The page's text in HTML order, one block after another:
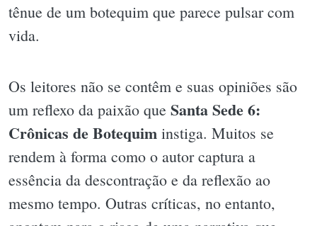
tênue de um botequim que parece pulsar com
vida.
Os leitores não se contêm e suas opiniões são
um reflexo da paixão que Santa Sede 6:
Crônicas de Botequim instiga. Muitos se
rendem à forma como o autor captura a
essência da descontração e da reflexão ao
mesmo tempo. Outras críticas, no entanto,